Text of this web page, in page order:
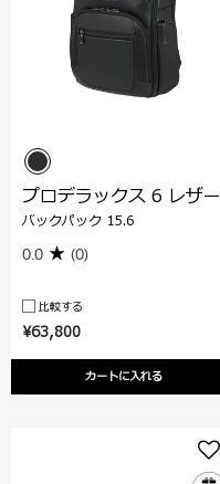
¥63,800
カートに入れる
プロデラックス 6 レザー
バックパック 15.6
0.0 (0)
比較する